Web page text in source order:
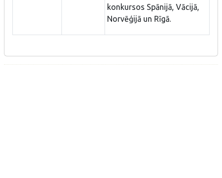
konkursos Spānijā, Vācijā,
Norvēģijā un Rīgā.